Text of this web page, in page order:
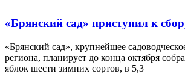
«Брянский сад» приступил к
«Брянский сад», крупнейшее
региона, планирует до конца октября
яблок шести зимних сортов, в 5,3